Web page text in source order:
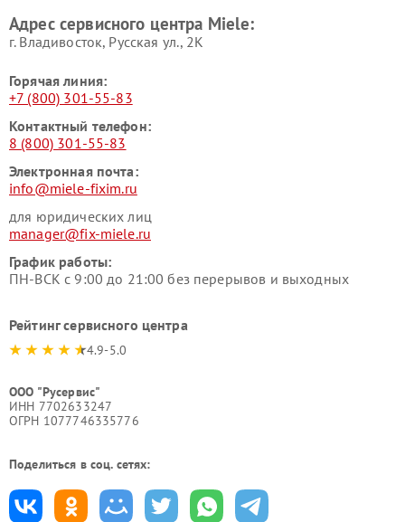
Miele
пылесосов Miele
Адрес сервисного центра Miele:
г. Владивосток, Русская ул., 2К
Горячая линия:
+7 (800) 301-55-83
Контактный телефон:
8 (800) 301-55-83
Электронная почта:
info@miele-fixim.ru
для юридических лиц
manager@fix-miele.ru
График работы:
ПН-ВСК с 9:00 до 21:00 без перерывов и выходных
Рейтинг сервисного центра
4.9-5.0
ООО "Русервис"
ИНН 7702633247
ОГРН 1077746335776
Поделиться в соц. сетях: